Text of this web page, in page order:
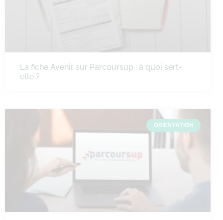
La fiche Avenir sur Parcoursup : à quoi sert-
elle ?
ORIENTATION